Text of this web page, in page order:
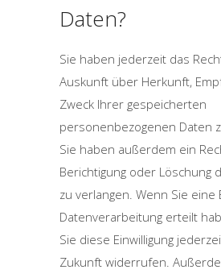
Daten?
Sie haben jederzeit das
Auskunft über Herkunft,
Zweck Ihrer gespeicherten
personenbezogenen Daten
Sie haben außerdem ein
Berichtigung oder Löschung
zu verlangen. Wenn Sie eine
Datenverarbeitung erteilt
Sie diese Einwilligung
Zukunft widerrufen.